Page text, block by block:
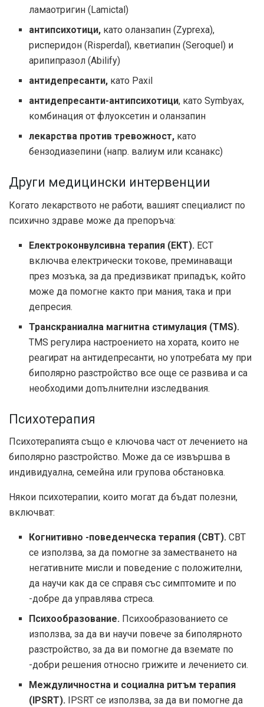
ламаотригин (Lamictal)
антипсихотици, като оланзапин (Zyprexa),
рисперидон (Risperdal), кветиапин (Seroquel) и
арипипразол (Abilify)
антидепресанти, като Paxil
антидепресанти-антипсихотици, като Symbyax,
комбинация от флуоксетин и оланзапин
лекарства против тревожност, като
бензодиазепини (напр. валиум или ксанакс)
Други медицински интервенции
Когато лекарството не работи, вашият специалист по
психично здраве може да препоръча:
Електроконвулсивна терапия (ЕКТ). ECT
включва електрически токове, преминаващи
през мозъка, за да предизвикат припадък, който
може да помогне както при мания, така и при
депресия.
Транскраниална магнитна стимулация (TMS).
TMS регулира настроението на хората, които не
реагират на антидепресанти, но употребата му при
биполярно разстройство все още се развива и са
необходими допълнителни изследвания.
Психотерапия
Психотерапията също е ключова част от лечението на
биполярно разстройство. Може да се извършва в
индивидуална, семейна или групова обстановка.
Някои психотерапии, които могат да бъдат полезни,
включват:
Когнитивно -поведенческа терапия (CBT). CBT
се използва, за да помогне за заместването на
негативните мисли и поведение с положителни,
да научи как да се справя със симптомите и по
-добре да управлява стреса.
Психообразование. Психообразованието се
използва, за да ви научи повече за биполярното
разстройство, за да ви помогне да вземате по
-добри решения относно грижите и лечението си.
Междуличностна и социална ритъм терапия
(IPSRT). IPSRT се използва, за да ви помогне да